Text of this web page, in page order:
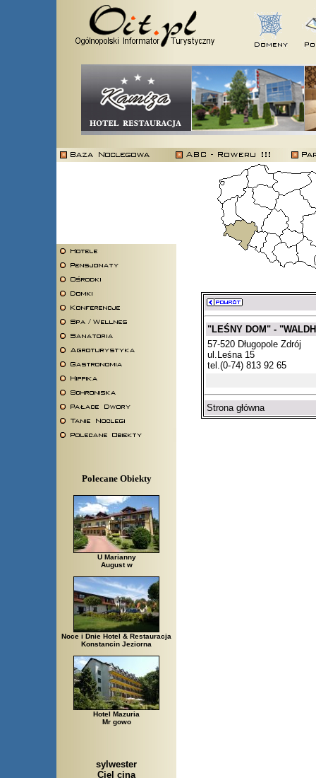
Polecane Obiekty
U Marianny
August w
Noce i Dnie Hotel & Restauracja
Konstancin Jeziorna
Hotel Mazuria
Mr gowo
sylwester
Ciel cina
"LEŚNY DOM" -
57-520 Długopole Zdrój
ul.Leśna 15
tel.(0-74) 813 92 65
Strona główna